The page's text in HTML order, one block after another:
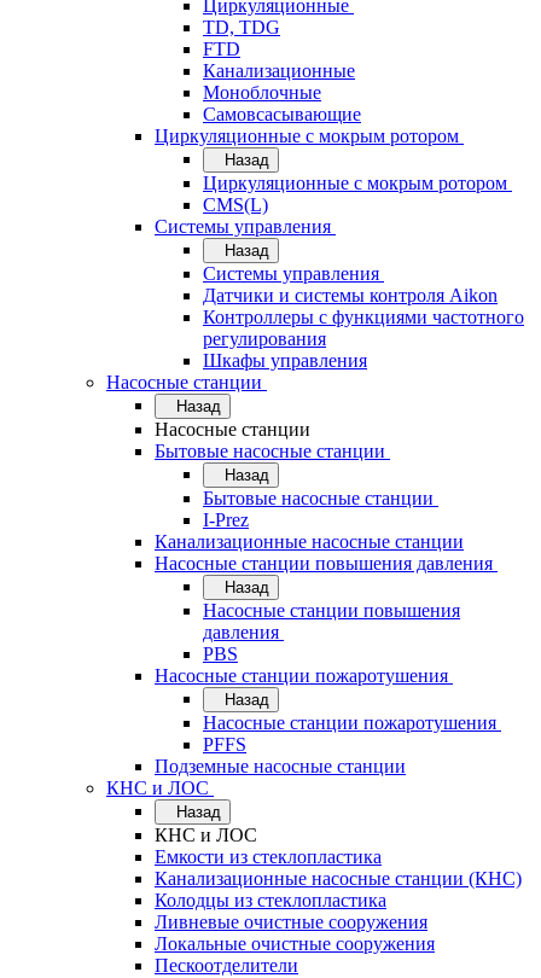
Циркуляционные
TD, TDG
FTD
Канализационные
Моноблочные
Самовсасывающие
Циркуляционные с мокрым ротором
Назад
Циркуляционные с мокрым ротором
CMS(L)
Системы управления
Назад
Системы управления
Датчики и системы контроля Aikon
Контроллеры с функциями частотного
регулирования
Шкафы управления
Насосные станции
Назад
Насосные станции
Бытовые насосные станции
Назад
Бытовые насосные станции
I-Prez
Канализационные насосные станции
Насосные станции повышения давления
Назад
Насосные станции повышения
давления
PBS
Насосные станции пожаротушения
Назад
Насосные станции пожаротушения
PFFS
Подземные насосные станции
КНС и ЛОС
Назад
КНС и ЛОС
Емкости из стеклопластика
Канализационные насосные станции (КНС)
Колодцы из стеклопластика
Ливневые очистные сооружения
Локальные очистные сооружения
Пескоотделители